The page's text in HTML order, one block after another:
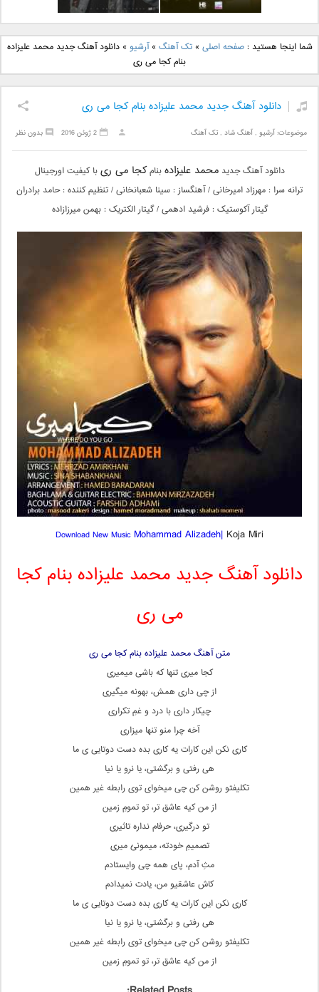
دانلود آهنگ جدید بهنام
بانی بنام قرص قمر 2
دانلود آهنگ جدید علی
یاسینی بنام دورترین نزدیک
شما اینجا هستید :صفحه اصلی »تک آهنگ »آرشیو »دانلود آهنگ جدید محمد علیزاده
بنام کجا می ری
دانلود آهنگ جدید محمد علیزاده بنام کجا می ری
موضوعات:آرشیو ,آهنگ شاد ,تک آهنگ بدون نظر 2 ژوئن 2016
دانلود آهنگ جدیدمحمد علیزادهبنامکجا می ریبا کیفیت اورجینال
ترانه سرا : مهرزاد امیرخانی / آهنگساز : سینا شعبانخانی / تنظیم کننده : حامد برادران
گیتار آکوستیک : فرشید ادهمی / گیتار الکتریک : بهمن میرزازاده
Download New Music Mohammad Alizadeh| Koja Miri
دانلود آهنگ جدید محمد علیزاده بنام کجا
می ری
متن آهنگ محمد علیزاده بنام کجا می ری
کجا میری تنها که باشی میمیری
از چی داری همش، بهونه میگیری
چیکار داری با درد و غمِ تکراری
آخه چرا منو تنها میزاری
کاری نکن این کارات یه کاری بده دست دوتایی ی ما
هی رفتی و برگشتی، یا نرو یا نیا
تکلیفتو روشن کن چی میخوای توی رابطه غیر همین
از من کیه عاشق تر، تو تمومِ زمین
تو درگیری، حرفام نداره تاثیری
تصمیمِ خودته، میمونیُ میری
مثِ آدم، پای همه چی وایستادم
کاش عاشقیو من، یادت نمیدادم
کاری نکن این کارات یه کاری بده دست دوتایی ی ما
هی رفتی و برگشتی، یا نرو یا نیا
تکلیفتو روشن کن چی میخوای توی رابطه غیر همین
از من کیه عاشق تر، تو تمومِ زمین